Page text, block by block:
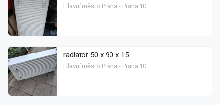
Hlavní město Praha - Praha 10
radiator 50 x 90 x 15
Hlavní město Praha - Praha 10